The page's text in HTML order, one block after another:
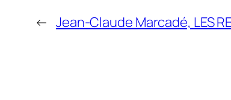
← Jean-Claude Marcadé, LES